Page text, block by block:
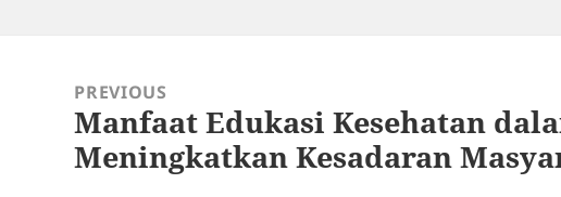
navigationPREVIOUS
Previous
post:
Manfaat Edukasi Kesehatan
Meningkatkan Kesadaran